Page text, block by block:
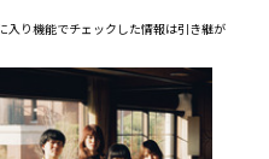
入り機能でチェックした情報は引き継が